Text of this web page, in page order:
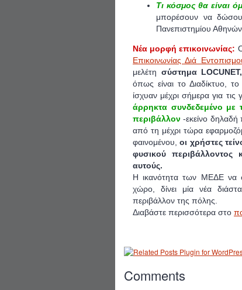
Τι κόσμος θα είναι
μπορέσουν να
Πανεπιστημίου Αθηνών.
Νέα μορφή επικοινωνίας:
Επικοινωνίας Διά
μελέτη σύστημα LOCUNET,
όπως είναι το Διαδίκτυο,
ίσχυαν μέχρι σήμερα για
άρρηκτα συνδεδεμένο με
περιβάλλον -εκείνο δηλαδή
από τη μέχρι τώρα
φαινομένου,οι χρήστες
φυσικού περιβάλλοντος
αυτούς.
Η ικανότητα των ΜΕΔΕ να
χώρο, δίνει μία νέα
περιβάλλον της πόλης.
Διαβάστε περισσότερα στο
Comments